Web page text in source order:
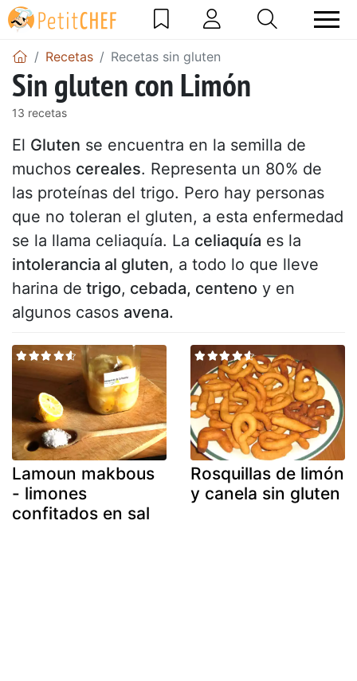
Recetas Recetas sin gluten
Sin gluten con Limón
13 recetas
El Gluten se encuentra en la semilla de
muchos cereales. Representa un 80% de
las proteínas del trigo. Pero hay personas
que no toleran el gluten, a esta enfermedad
se la llama celiaquía. La celiaquía es la
intolerancia al gluten, a todo lo que lleve
harina de trigo, cebada, centeno y en
algunos casos avena.
Lamoun makbous
- limones
confitados en sal
Rosquillas de limón
y canela sin gluten